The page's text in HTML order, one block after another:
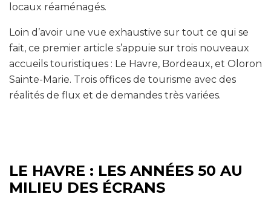
locaux réaménagés.
Loin d’avoir une vue exhaustive sur tout ce qui se
fait, ce premier article s’appuie sur trois nouveaux
accueils touristiques : Le Havre, Bordeaux, et Oloron
Sainte-Marie. Trois offices de tourisme avec des
réalités de flux et de demandes très variées.
LE HAVRE : LES ANNÉES 50 AU
MILIEU DES ÉCRANS